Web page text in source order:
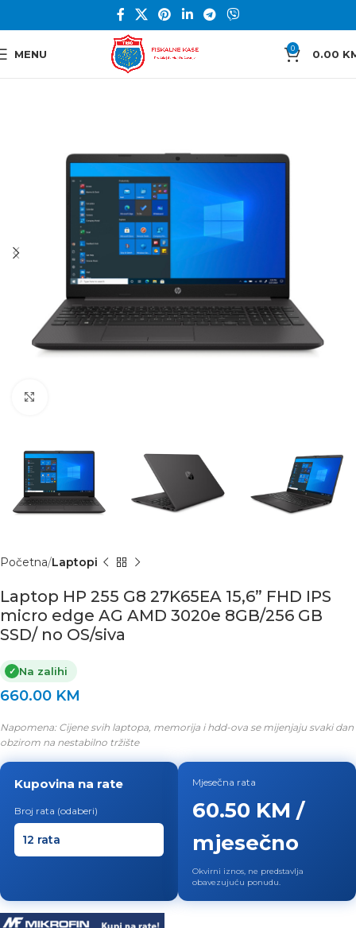
MENU 0 0.00
Početna Laptopi
Laptop HP 255 G8 27K65EA 15,6” FHD IPS
micro edge AG AMD 3020e 8GB/256 GB
SSD/ no OS/siva
✓ Na zalihi
660.00 KM
Napomena: Cijene svih laptopa, memorija i hdd-ova se mijenjaju svaki dan
obzirom na nestabilno tržište
Kupovina na rate
Broj rata (odaberi)
Mjesečna rata
60.50 KM /
mjesečno
Okvirni iznos, ne predstavlja
obavezujuću ponudu.